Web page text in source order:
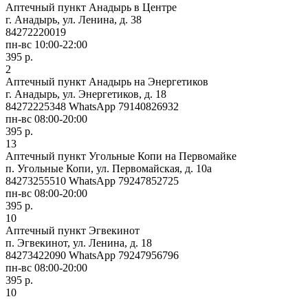
Аптечный пункт Анадырь в Центре
г. Анадырь, ул. Ленина, д. 38
84272220019
пн-вс 10:00-22:00
395 р.
2
Аптечный пункт Анадырь на Энергетиков
г. Анадырь, ул. Энергетиков, д. 18
84272225348 WhatsApp 79140826932
пн-вс 08:00-20:00
395 р.
13
Аптечный пункт Угольные Копи на Первомайке
п. Угольные Копи, ул. Первомайская, д. 10а
84273255510 WhatsApp 79247852725
пн-вс 08:00-20:00
395 р.
10
Аптечный пункт Эгвекинот
п. Эгвекинот, ул. Ленина, д. 18
84273422090 WhatsApp 79247956796
пн-вс 08:00-20:00
395 р.
10